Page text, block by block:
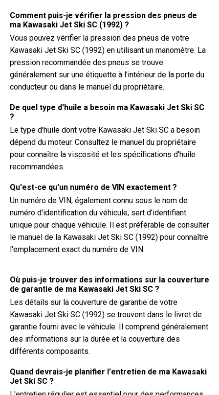
Comment puis-je vérifier la pression des pneus de
ma Kawasaki Jet Ski SC (1992) ?
Vous pouvez vérifier la pression des pneus de votre
Kawasaki Jet Ski SC (1992) en utilisant un manomètre. La
pression recommandée des pneus se trouve
généralement sur une étiquette à l'intérieur de la porte du
conducteur ou dans le manuel du propriétaire.
De quel type d'huile a besoin ma Kawasaki Jet Ski SC
?
Le type d'huile dont votre Kawasaki Jet Ski SC a besoin
dépend du moteur. Consultez le manuel du propriétaire
pour connaître la viscosité et les spécifications d'huile
recommandées.
Qu'est-ce qu'un numéro de VIN exactement ?
Un numéro de VIN, également connu sous le nom de
numéro d'identification du véhicule, sert d'identifiant
unique pour chaque véhicule. Il est préférable de consulter
le manuel de la Kawasaki Jet Ski SC (1992) pour connaître
l'emplacement exact du numéro de VIN.
Où puis-je trouver des informations sur la couverture
de garantie de ma Kawasaki Jet Ski SC ?
Les détails sur la couverture de garantie de votre
Kawasaki Jet Ski SC (1992) se trouvent dans le livret de
garantie fourni avec le véhicule. Il comprend généralement
des informations sur la durée et la couverture des
différents composants.
Quand devrais-je planifier l'entretien de ma Kawasaki
Jet Ski SC ?